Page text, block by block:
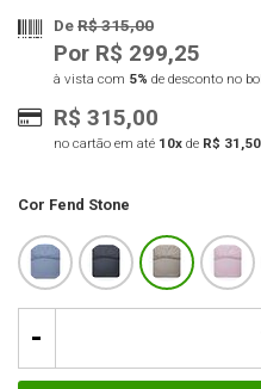
DeR$ 315,00
Por R$ 299,25
à vista com 5% de desconto no
R$ 315,00
no cartão em até 10x de R$ 31,50
Cor Fend Stone
-